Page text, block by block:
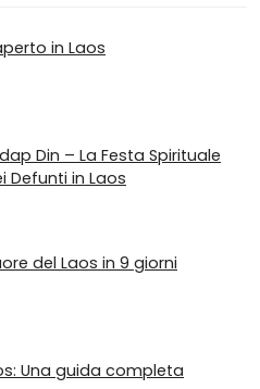
in Laos
Din – La Festa Spirituale
Defunti in Laos
del Laos in 9 giorni
Una guida completa